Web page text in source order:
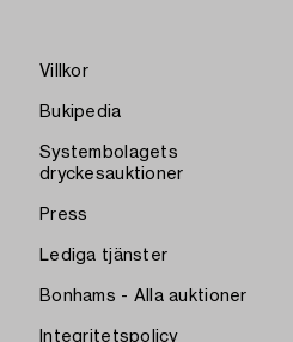
Villkor
Bukipedia
Systembolagets
dryckesauktioner
Press
Lediga tjänster
Bonhams - Alla auktioner
Integritetspolicy